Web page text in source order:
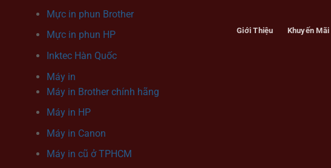
Mực in phun Brother
Mực in phun HP
Inktec Hàn Quốc
Máy in
Máy in Brother chính hãng
Máy in HP
Máy in Canon
Máy in cũ ở TPHCM
Giới Thiệu Khuyến Mãi